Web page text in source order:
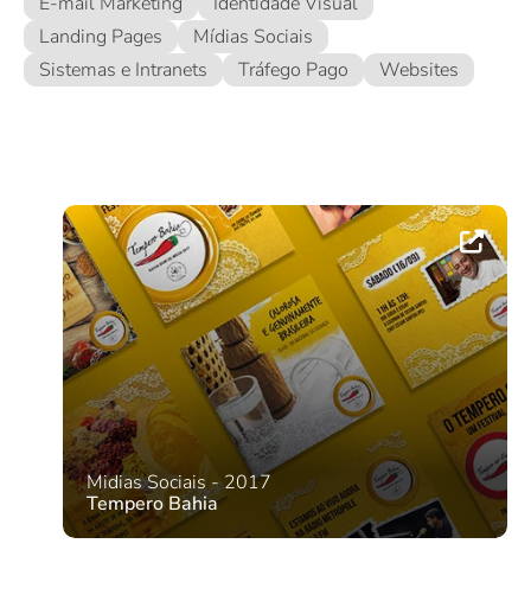
Landing Pages
Mídias Sociais
Sistemas e Intranets
Tráfego Pago Websites
Midias Sociais - 2017
Tempero Bahia